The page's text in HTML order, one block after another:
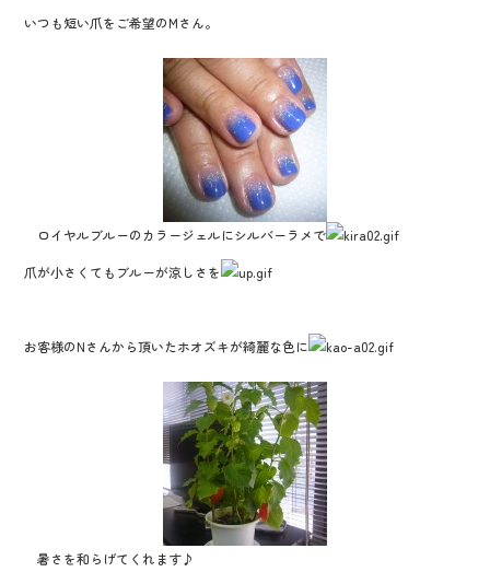
いつも短い爪をご希望のMさん。
ロイヤルブルーのカラージェルにシルバーラメで
爪が小さくてもブルーが涼しさを
お客様のNさんから頂いたホオズキが綺麗な色に
暑さを和らげてくれます♪